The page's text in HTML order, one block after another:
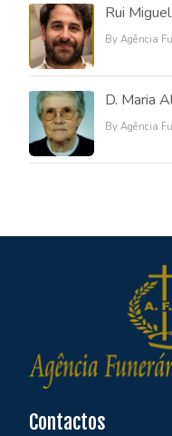
Rui
By Agência
D. Maria
By Agência
Contactos